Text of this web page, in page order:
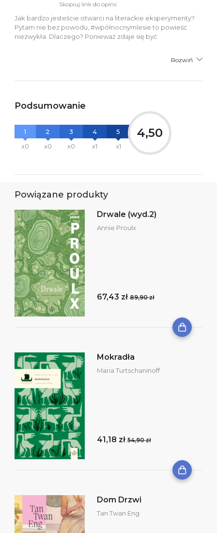
Skopiuj link do opinii
Jak bardzo jesteście otwarci na literackie eksperymenty?
Pytam nie bez powodu, #wpółnocnymlesie to powieść
niezwykła. Dlaczego? Ponieważ zdaje się być
Rozwiń
Podsumowanie
1
x0
2
x0
3
x0
4
x1
5
x1
4,50
Powiązane produkty
Drwale (wyd.2)
Annie Proulx
67,43 zł 89,90 zł
Mokradła
Maria Turtschaninoff
41,18 zł 54,90 zł
Dom Drzwi
Tan Twan Eng